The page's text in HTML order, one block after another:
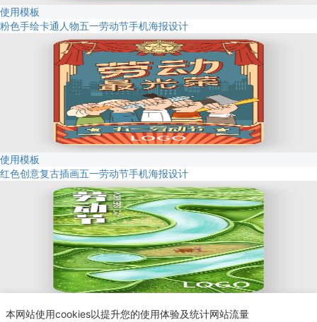
使用模板
粉色手绘卡通人物五一劳动节手机海报设计
使用模板
红色创意复古插画五一劳动节手机海报设计
使用模板
本网站使用cookies以提升您的使用体验及统计网站流量